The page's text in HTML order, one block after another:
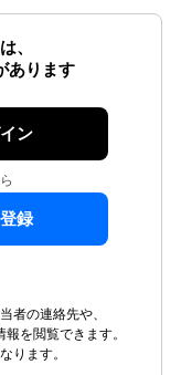
、
あります
ン
録
者の連絡先や、
を閲覧できます。
ります。